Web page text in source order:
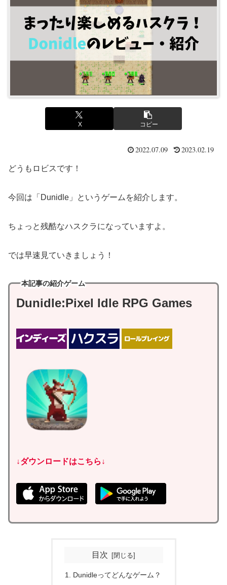
X コピー
2022.07.09 2023.02.19
どうもロビスです！
今回は「Dunidle」というゲームを紹介します。
ちょっと残酷なハスクラになっていますよ。
では早速見ていきましょう！
本記事の紹介ゲーム
Dunidle:Pixel Idle RPG Games
↓ダウンロードはこちら↓
目次
Dunidleってどんなゲーム？